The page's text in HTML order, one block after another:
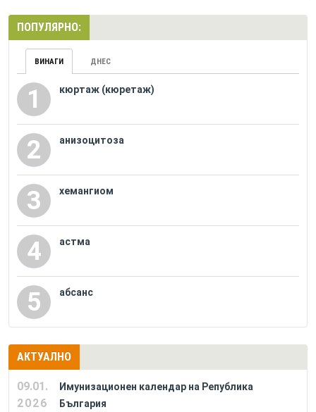
ПОПУЛЯРНО:
ВИНАГИ ДНЕС
1 кюртаж (кюретаж)
2 анизоцитоза
3 хемангиом
4 астма
5 абсанс
АКТУАЛНО
09.01.
2026
Имунизационен календар на Република
България